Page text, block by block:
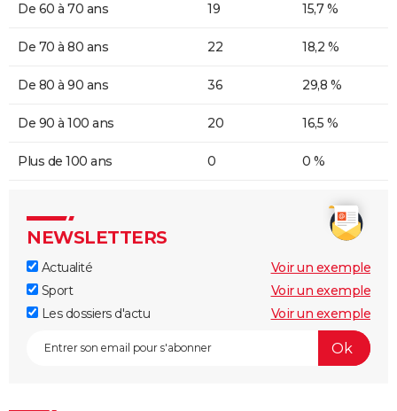
De 60 à 70 ans 19 15,7 %
De 70 à 80 ans 22 18,2 %
De 80 à 90 ans 36 29,8 %
De 90 à 100 ans 20 16,5 %
Plus de 100 ans 0 0 %
NEWSLETTERS
Actualité
Voir un exemple
Sport
Voir un exemple
Les dossiers d'actu
Voir un exemple